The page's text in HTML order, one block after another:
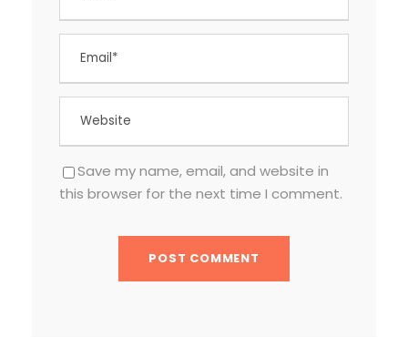
Save my name, email, and website in
this browser for the next time I comment.